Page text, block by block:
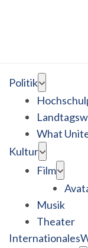
Politik
What
Kultur
Film
Musik
Theater
Internationales